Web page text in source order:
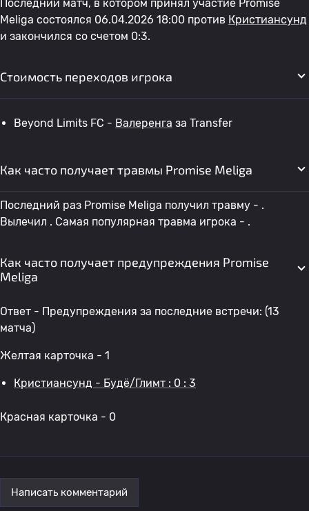
Последний матч, в котором принял участие Promise
Meliga состоялся 06.04.2026 18:00 против Кристиансунд
и закончился со счетом 0:3.
Стоимость переходов игрока
Beyond Limits FC - Валеренга за Transfer
Как часто получает травмы Promise Meliga
Последний раз Promise Meliga получил травму - .
Вылечил . Самая популярная травма игрока - .
Как часто получает предупреждения Promise
Meliga
Ответ - Предупреждения за последние встречи: (13
матча)
Желтая карточка - 1
Кристиансунд - Будё/Глимт : 0 : 3
Красная карточка - 0
Написать комментарий